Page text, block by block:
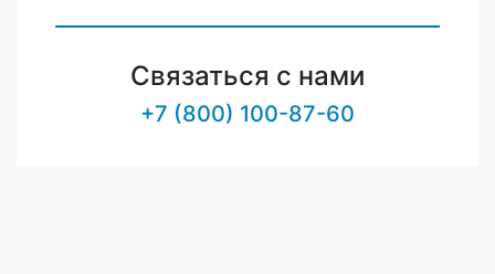
Связаться с нами
+7 (800) 100-87-60